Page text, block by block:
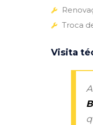
Troca
Visita